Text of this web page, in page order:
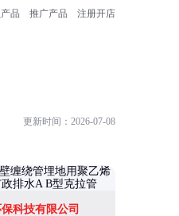
品 推广产品 注册开店
更新时间：2026-07-08
科技有限公司